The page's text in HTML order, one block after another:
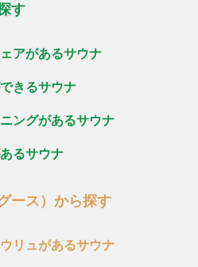
す
アがあるサウナ
きるサウナ
ングがあるサウナ
るサウナ
ース）から探す
リュがあるサウナ